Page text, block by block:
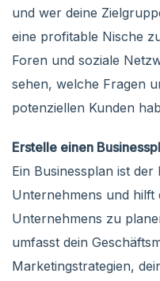
und wer deine
eine profitable Nische
Foren und soziale
sehen, welche Fragen
potenziellen Kunden
Erstelle einen
Ein Businessplan ist der
Unternehmens und hilft
Unternehmens zu
umfasst dein
Marketingstrategien,